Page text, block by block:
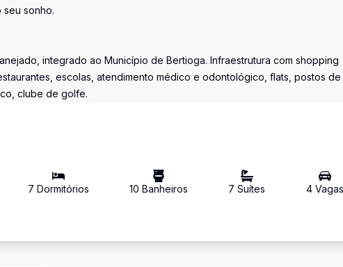
sonho.
integrado ao Município de Bertioga. Infraestrutura com shopping
escolas, atendimento médico e odontológico, flats, postos de
clube de golfe.
7 Dormitórios 10 Banheiros 7 Suítes 4Vagas